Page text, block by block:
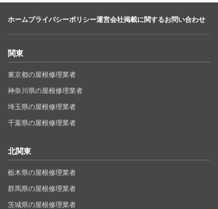
ホームプライバシーポリシー運営会社掲載に関するお問い合わせ
関東
東京都の屋根修理業者
神奈川県の屋根修理業者
埼玉県の屋根修理業者
千葉県の屋根修理業者
北関東
栃木県の屋根修理業者
群馬県の屋根修理業者
茨城県の屋根修理業者